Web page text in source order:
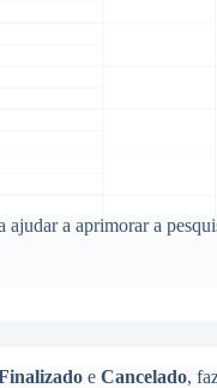
a aprimorar a
e Cancelado,